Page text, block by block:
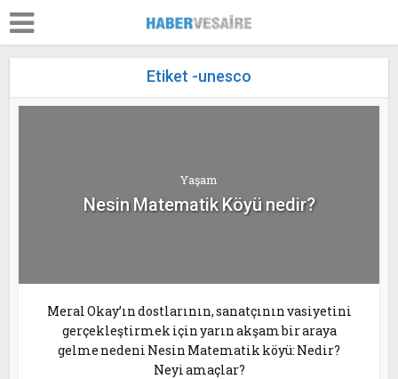
Etiket -unesco
Yaşam
Nesin Matematik Köyü nedir?
Meral Okay’ın dostlarının, sanatçının vasiyetini
gerçekleştirmek için yarın akşam bir araya
gelme nedeni Nesin Matematik köyü: Nedir?
Neyi amaçlar?